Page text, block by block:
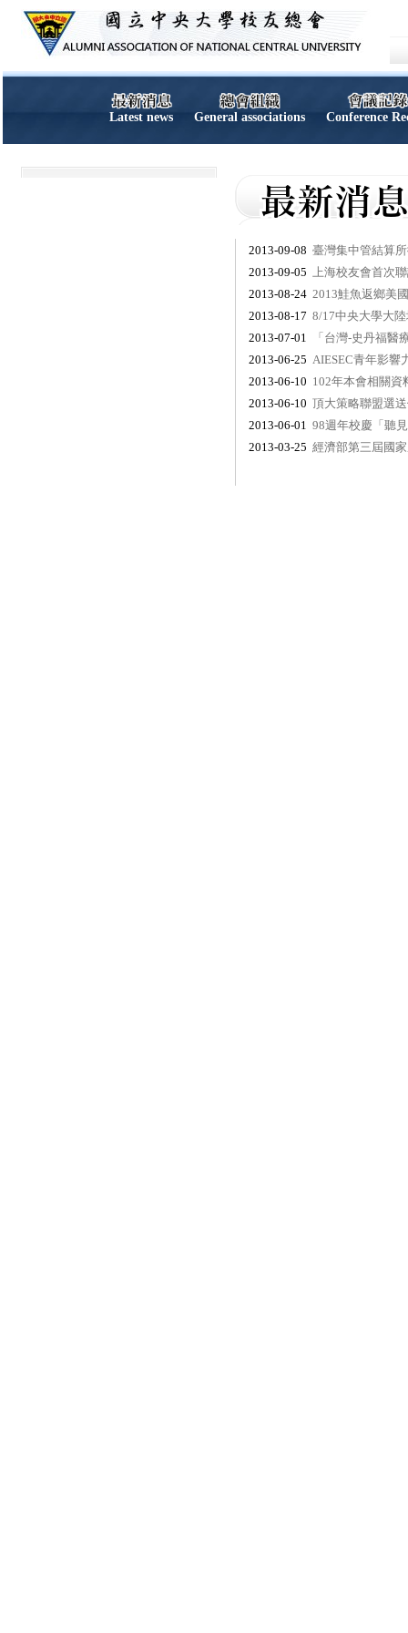
Latest news General associations Conference
2013-09-08 臺灣集中管結算
2013-09-05 上海校友會首次
2013-08-24 2013鮭魚返鄉美
2013-08-17 8/17中央大學大
2013-07-01
「台灣-史丹福
2013-06-25 AIESEC青年影響
2013-06-10 102年本會相關資
2013-06-10 頂大策略聯盟選
2013-06-01 98週年校慶「聽
2013-03-25 經濟部第三屆國